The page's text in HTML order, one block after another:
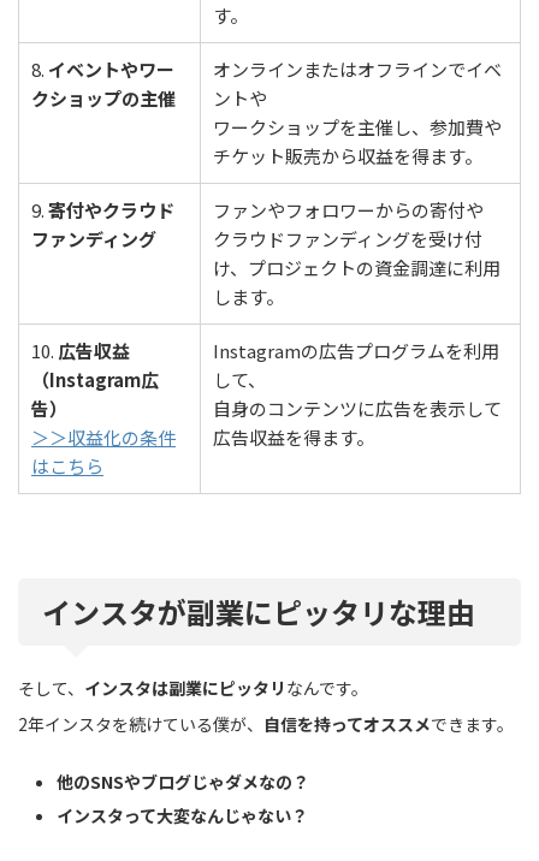
す。
8. イベントやワー
クショップの主催
オンラインまたはオフラインでイベ
ントや
ワークショップを主催し、参加費や
チケット販売から収益を得ます。
9.寄付やクラウド
ファンディング
ファンやフォロワーからの寄付や
クラウドファンディングを受け付
け、プロジェクトの資金調達に利用
します。
10. 広告収益
（Instagram広
告）
＞＞収益化の条件
はこちら
Instagramの広告プログラムを利用
して、
自身のコンテンツに広告を表示して
広告収益を得ます。
インスタが副業にピッタリな理由
そして、 インスタは副業にピッタリ なんです。
2年インスタを続けている僕が、 自信を持ってオススメできます。
他のSNSやブログじゃダメなの？
インスタって大変なんじゃない？